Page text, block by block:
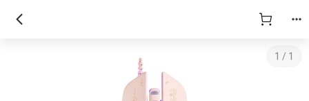
1 / 1